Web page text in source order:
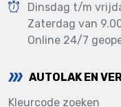
Dinsdag t/m
Zaterdag van
Online 24/7
AUTOLAK EN
Kleurcode zoeken